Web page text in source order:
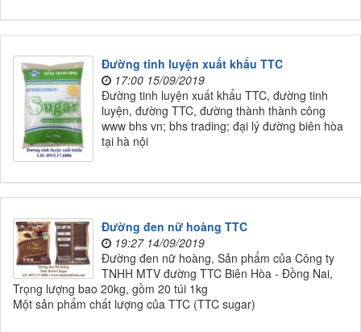
Đường tinh luyện xuất khẩu TTC
17:00 15/09/2019
Đường tinh luyện xuất khẩu TTC, đường tinh
luyện, đường TTC, đường thành thành công
www bhs vn; bhs trading; đại lý đường biên hòa
tại hà nội
Đường đen nữ hoàng TTC
19:27 14/09/2019
Đường đen nữ hoàng, Sản phẩm của Công ty
TNHH MTV đường TTC Biên Hòa - Đồng Nai,
Trọng lượng bao 20kg, gồm 20 túi 1kg
Một sản phẩm chất lượng của TTC (TTC sugar)